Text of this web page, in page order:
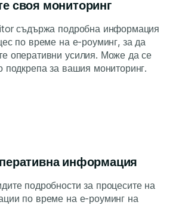
своя мониторинг
съдържа подробна информация
по време на е-роуминг, за да
оперативни усилия. Може да се
подкрепа за вашия мониторинг.
информация
подробности за процесите на
по време на е-роуминг на